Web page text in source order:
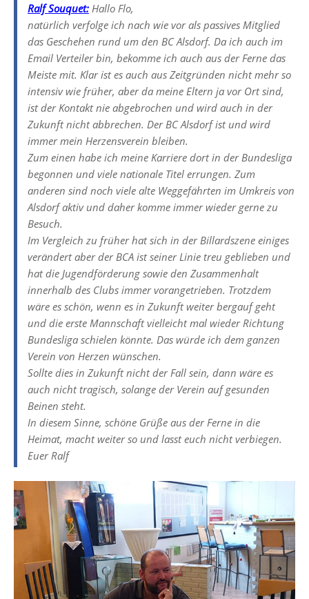
Ralf Souquet: Hallo Flo,
natürlich verfolge ich nach wie vor als passives Mitglied
das Geschehen rund um den BC Alsdorf. Da ich auch im
Email Verteiler bin, bekomme ich auch aus der Ferne das
Meiste mit. Klar ist es auch aus Zeitgründen nicht mehr so
intensiv wie früher, aber da meine Eltern ja vor Ort sind,
ist der Kontakt nie abgebrochen und wird auch in der
Zukunft nicht abbrechen. Der BC Alsdorf ist und wird
immer mein Herzensverein bleiben.
Zum einen habe ich meine Karriere dort in der Bundesliga
begonnen und viele nationale Titel errungen. Zum
anderen sind noch viele alte Weggefährten im Umkreis von
Alsdorf aktiv und daher komme immer wieder gerne zu
Besuch.
Im Vergleich zu früher hat sich in der Billardszene einiges
verändert aber der BCA ist seiner Linie treu geblieben und
hat die Jugendförderung sowie den Zusammenhalt
innerhalb des Clubs immer vorangetrieben. Trotzdem
wäre es schön, wenn es in Zukunft weiter bergauf geht
und die erste Mannschaft vielleicht mal wieder Richtung
Bundesliga schielen könnte. Das würde ich dem ganzen
Verein von Herzen wünschen.
Sollte dies in Zukunft nicht der Fall sein, dann wäre es
auch nicht tragisch, solange der Verein auf gesunden
Beinen steht.
In diesem Sinne, schöne Grüße aus der Ferne in die
Heimat, macht weiter so und lasst euch nicht verbiegen.
Euer Ralf